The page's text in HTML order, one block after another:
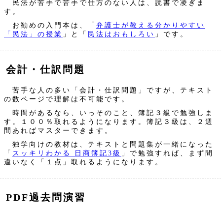
民法が苦手で苦手で仕方のない人は、読書で凌ぎま
す。
お勧めの入門本は、「 弁護士が教える分かりやすい
「民法」の授業 」と「 民法はおもしろい 」です。
会計・仕訳問題
苦手な人の多い「会計・仕訳問題」ですが、テキスト
の数ページで理解は不可能です。
時間があるなら、いっそのこと、簿記３級で勉強しま
す。１００％取れるようになります。簿記３級は、２週
間あればマスターできます。
独学向けの教材は、テキストと問題集が一緒になった
「 スッキリわかる 日商簿記3級
」で勉強すれば、まず間
違いなく「１点」取れるようになります。
PDF過去問演習